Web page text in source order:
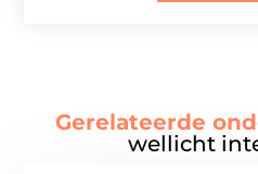
Gerelateerde
wellicht